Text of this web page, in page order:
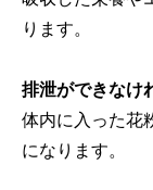
ります。
排泄ができなけ
体内に入った花
になります。